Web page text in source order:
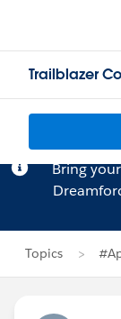
Trailblazer
Bring
Topics